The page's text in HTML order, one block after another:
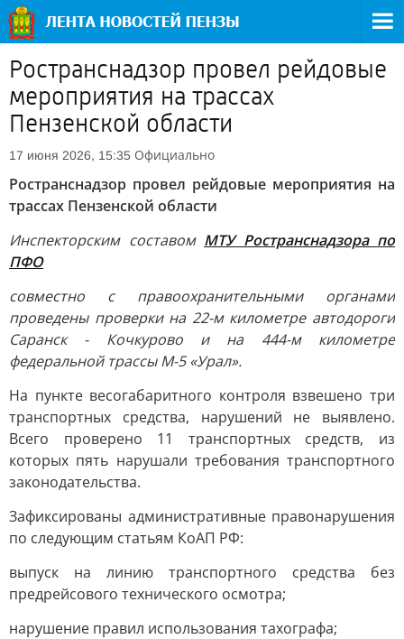
Ространснадзор провел рейдовые
мероприятия на трассах
Пензенской области
17 июня 2026, 15:35 Официально
Ространснадзор провел рейдовые мероприятия на
трассах Пензенской области
Инспекторским составом МТУ Ространснадзора по
ПФО
совместно с правоохранительными органами
проведены проверки на 22-м километре автодороги
Саранск - Кочкурово и на 444-м километре
федеральной трассы М-5 «Урал».
На пункте весогабаритного контроля взвешено три
транспортных средства, нарушений не выявлено.
Всего проверено 11 транспортных средств, из
которых пять нарушали требования транспортного
законодательства.
Зафиксированы административные правонарушения
по следующим статьям КоАП РФ:
выпуск на линию транспортного средства без
предрейсового технического осмотра;
нарушение правил использования тахографа;